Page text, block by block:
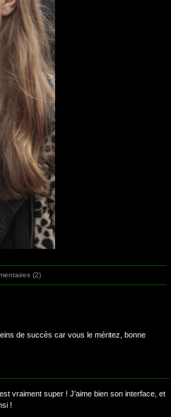
(2)
de succès car vous le méritez, bonne
vraiment super ! J’aime bien son interface, et
!